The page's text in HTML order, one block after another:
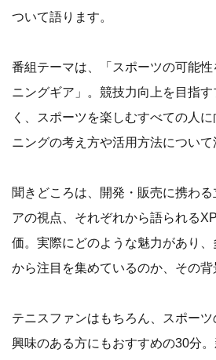
ついて語ります。
番組テーマは、「スポーツの可能
ニングギア」。競技力向上を目指
く、スポーツを楽しむすべての人
ニングの考え方や活用方法について
聞きどころは、開発・販売に携わ
アの視点、それぞれから語られる
価。実際にどのような魅力があり
から注目を集めているのか、その背
テニスファンはもちろん、スポー
興味のある方にもおすすめの30分